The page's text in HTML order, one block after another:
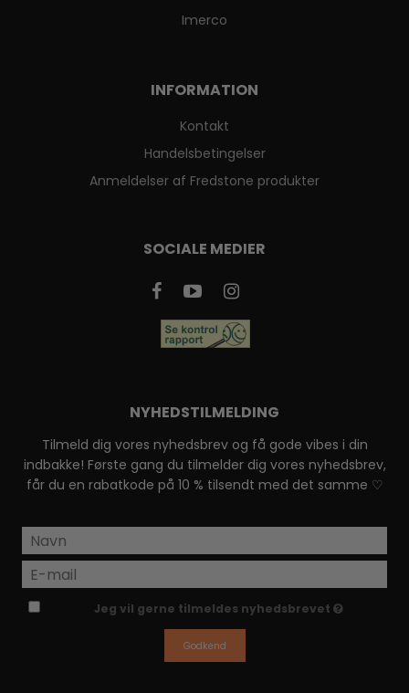
Imerco
INFORMATION
Kontakt
Handelsbetingelser
Anmeldelser af Fredstone produkter
SOCIALE MEDIER
NYHEDSTILMELDING
Tilmeld dig vores nyhedsbrev og få gode vibes i din
indbakke! Første gang du tilmelder dig vores nyhedsbrev,
får du en rabatkode på 10 % tilsendt med det samme ♡
Jeg vil gerne tilmeldes nyhedsbrevet
Godkend